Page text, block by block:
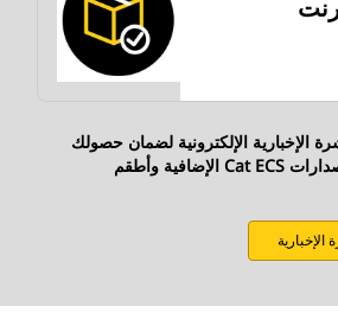
الإخبارية الإلكترونية لضمان حصولك
على تحديثات حول إصدارات Cat ECS الإضافية وأطقم